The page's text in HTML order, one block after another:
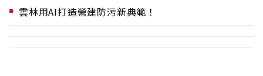
雲林用AI打造營建防污新典範！